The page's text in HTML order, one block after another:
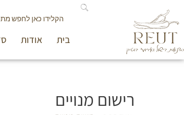
בית אודות
רישום מנויים